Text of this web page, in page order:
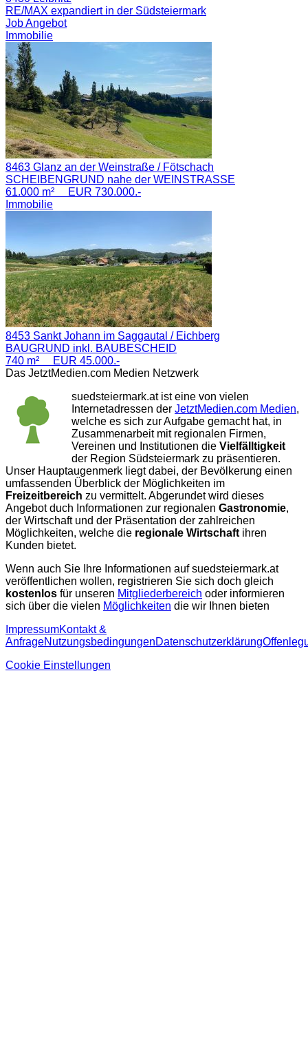
RE/MAX expandiert in der Südsteiermark
Job Angebot
Immobilie
8463 Glanz an der Weinstraße / Fötschach
SCHEIBENGRUND nahe der WEINSTRASSE
61.000 m² EUR 730.000.-
Immobilie
8453 Sankt Johann im Saggautal / Eichberg
BAUGRUND inkl. BAUBESCHEID
740 m² EUR 45.000.-
Das JetztMedien.com Medien Netzwerk
suedsteiermark.at ist eine von vielen
Internetadressen der JetztMedien.com Medien,
welche es sich zur Aufgabe gemacht hat, in
Zusammenarbeit mit regionalen Firmen,
Vereinen und Institutionen die Vielfälltigkeit
der Region Südsteiermark zu präsentieren.
Unser Hauptaugenmerk liegt dabei, der Bevölkerung einen
umfassenden Überblick der Möglichkeiten im
Freizeitbereich zu vermittelt. Abgerundet wird dieses
Angebot duch Informationen zur regionalen Gastronomie,
der Wirtschaft und der Präsentation der zahlreichen
Möglichkeiten, welche die regionale Wirtschaftihren
Kunden bietet.
Wenn auch Sie Ihre Informationen auf suedsteiermark.at
veröffentlichen wollen, registrieren Sie sich doch gleich
kostenlos für unseren Mitgliederbereich oder informieren
sich über die vielen Möglichkeiten die wir Ihnen bieten
ImpressumKontakt &
AnfrageNutzungsbedingungenDatenschutzerklärung
Cookie Einstellungen